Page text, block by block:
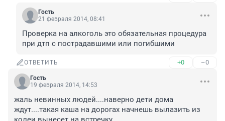
Гость
21 февраля 2014, 08:41
Проверка на алкоголь это обязательная процедура
при дтп с пострадавшими или погибшими
ОТВЕТИТЬ +0 –0
Гость
19 февраля 2014, 14:53
жаль невинных людей....наверно дети дома
ждут....такая каша на дорогах начнешь вылазить из